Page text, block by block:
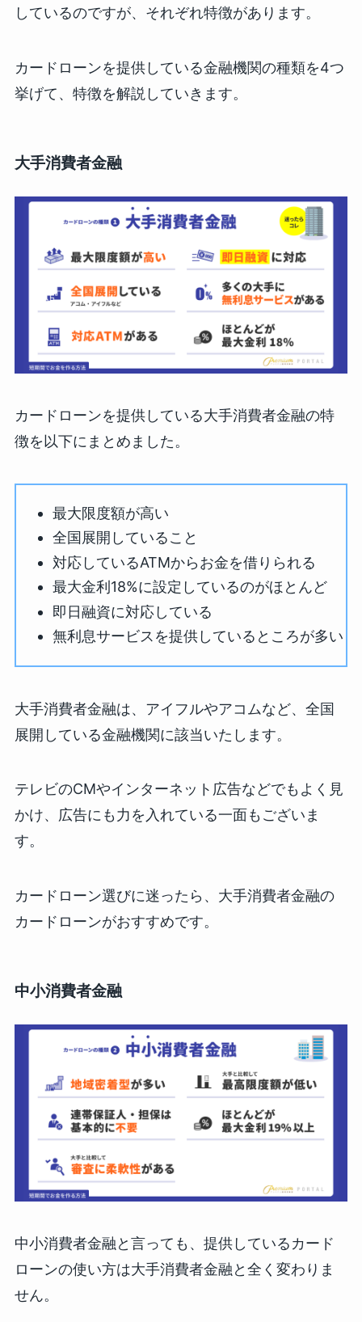
しているのですが、それぞれ特徴があります。
カードローンを提供している金融機関の種類を4つ
挙げて、特徴を解説していきます。
大手消費者金融
カードローンを提供している大手消費者金融の特
徴を以下にまとめました。
最大限度額が高い
全国展開していること
対応しているATMからお金を借りられる
最大金利18%に設定しているのがほとんど
即日融資に対応している
無利息サービスを提供しているところが多い
大手消費者金融は、アイフルやアコムなど、全国
展開している金融機関に該当いたします。
テレビのCMやインターネット広告などでもよく見
かけ、広告にも力を入れている一面もございま
す。
カードローン選びに迷ったら、大手消費者金融の
カードローンがおすすめです。
中小消費者金融
中小消費者金融と言っても、提供しているカード
ローンの使い方は大手消費者金融と全く変わりま
せん。